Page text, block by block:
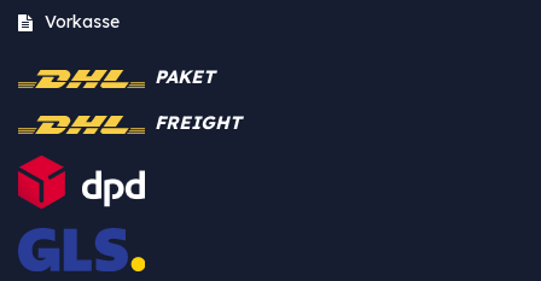
Vorkasse
PAKET
FREIGHT